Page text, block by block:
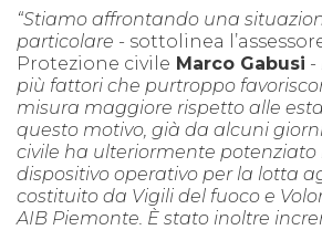
“Stiamo affrontando una
particolare - sottolinea
Protezione civile Marco Gabusi -
più fattori che purtroppo
misura maggiore rispetto alle
questo motivo, già da alcuni
civile ha ulteriormente potenziato
dispositivo operativo per la lotta
costituito da Vigili del fuoco e
AIB Piemonte. È stato inoltre